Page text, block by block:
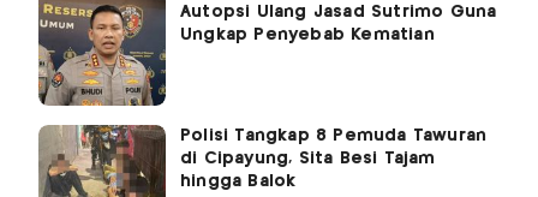
Autopsi Ulang Jasad Sutrimo Guna
Ungkap Penyebab Kematian
Polisi Tangkap 8 Pemuda Tawuran
di Cipayung, Sita Besi Tajam
hingga Balok